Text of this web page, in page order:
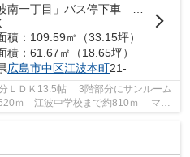
積：109.59㎡（33.15坪）
積：61.67㎡（18.65坪）
広島市中区江波本町21-
ＬＤＫ13.5帖 3階部分にサンルーム
ｍ 江波中学校まで約810ｍ マッ
ｍ